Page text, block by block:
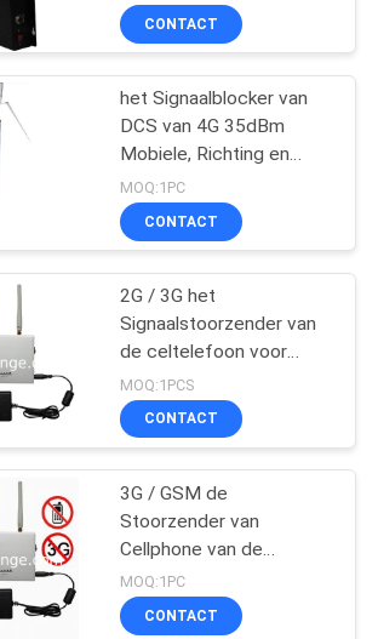
39
Blokkerende Waaier
CONTACT
het Signaalblocker van
DCS van 4G 35dBm
Mobiele, Richting en
Douanestoorzender
MOQ:1PC
CONTACT
2G / 3G het
Signaalstoorzender van
de celtelefoon voor
scholen met
Afstandsbediening
MOQ:1PCS
CONTACT
3G / GSM de
Stoorzender van
Cellphone van de
Desktopafstandsbediening/
est-505A
MOQ:1PC
CONTACT